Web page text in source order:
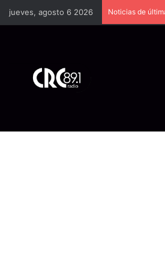
jueves, agosto 6 2026 Noticias de